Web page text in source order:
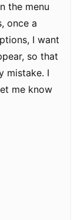
the menu
once a
I want
so that
mistake. I
me know